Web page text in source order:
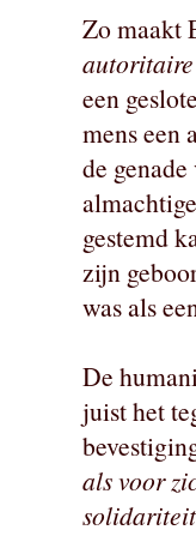
Zo maakt
autoritaire
een
mens een
de
gestemd
zijn
was als
De
juist het
als voor